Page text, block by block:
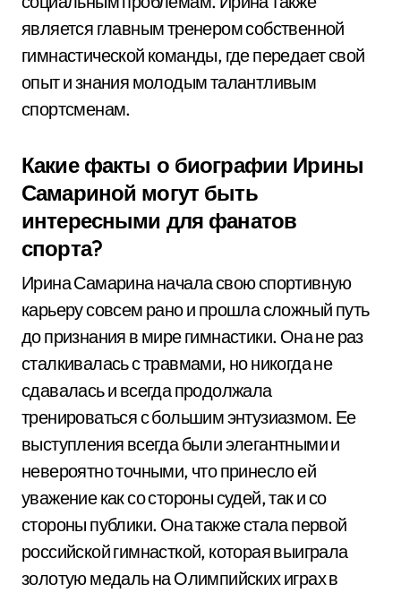
является главным тренером собственной
гимнастической команды, где передает свой
опыт и знания молодым талантливым
спортсменам.
Какие факты о биографии Ирины
Самариной могут быть
интересными для фанатов
спорта?
Ирина Самарина начала свою спортивную
карьеру совсем рано и прошла сложный путь
до признания в мире гимнастики. Она не раз
сталкивалась с травмами, но никогда не
сдавалась и всегда продолжала
тренироваться с большим энтузиазмом. Ее
выступления всегда были элегантными и
невероятно точными, что принесло ей
уважение как со стороны судей, так и со
стороны публики. Она также стала первой
российской гимнасткой, которая выиграла
золотую медаль на Олимпийских играх в